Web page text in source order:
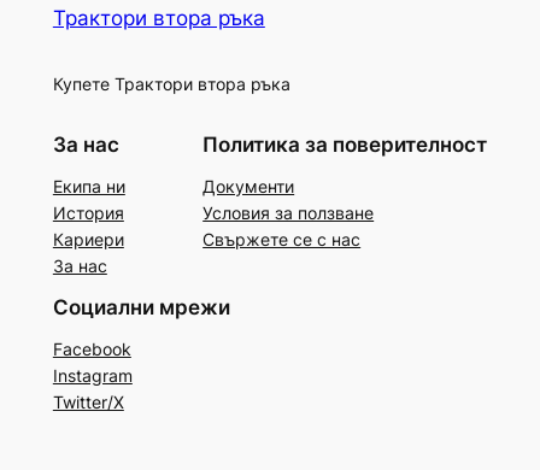
Трактори втора ръка
Купете Трактори втора ръка
За нас
Екипа ни
История
Кариери
За нас
Политика за поверителност
Документи
Условия за ползване
Свържете се с нас
Социални мрежи
Facebook
Instagram
Twitter/X